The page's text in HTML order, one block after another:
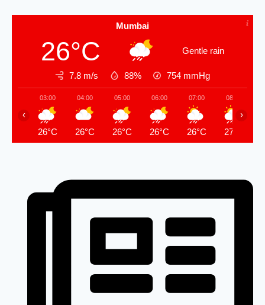
Mumbai
26°C Gentle rain
7.8 m/s 88% 754 mmHg
03:00
26°C
04:00
26°C
05:00
26°C
06:00
26°C
07:00
26°C
08:00
27°C
‹ ›